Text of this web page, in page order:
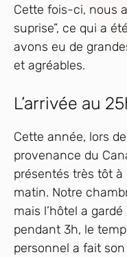
Cette fois-ci, nous
suprise”, ce qui a
avons eu de
et agréables.
L’arrivée au
Cette année, lors
provenance du
présentés très tôt à
matin. Notre
mais l’hôtel a
pendant 3h, le
personnel a fait